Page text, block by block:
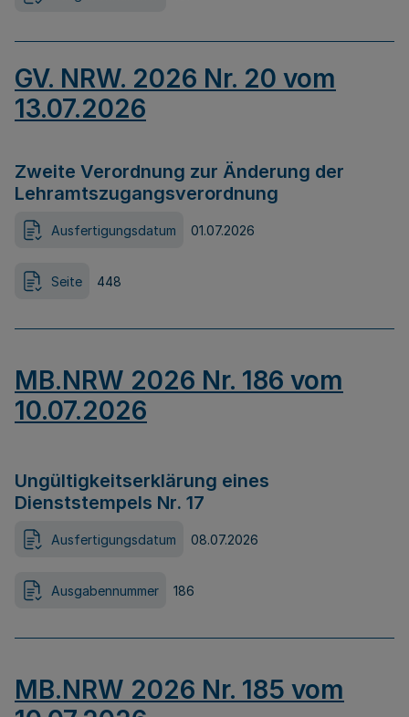
GV. NRW. 2026 Nr. 20 vom
13.07.2026
Zweite Verordnung zur Änderung der
Lehramtszugangsverordnung
Ausfertigungsdatum 01.07.2026
Seite 448
MB.NRW 2026 Nr. 186 vom
10.07.2026
Ungültigkeitserklärung eines
Dienststempels Nr. 17
Ausfertigungsdatum 08.07.2026
Ausgabennummer 186
MB.NRW 2026 Nr. 185 vom